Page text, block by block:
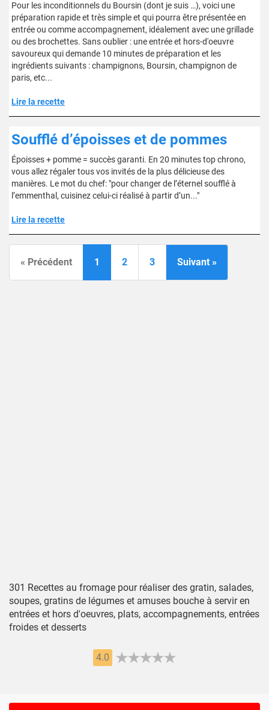
Pour les inconditionnels du Boursin (dont je suis …), voici une
préparation rapide et très simple et qui pourra être présentée en
entrée ou comme accompagnement, idéalement avec une grillade
ou des brochettes. Sans oublier : une entrée et hors-d'oeuvre
savoureux qui demande 10 minutes de préparation et les
ingrédients suivants : champignons, Boursin, champignon de
paris, etc...
Lire la recette
Soufflé d’époisses et de pommes
Époisses + pomme = succès garanti. En 20 minutes top chrono,
vous allez régaler tous vos invités de la plus délicieuse des
manières. Le mot du chef: "pour changer de l’éternel soufflé à
l’emmenthal, cuisinez celui-ci réalisé à partir d’un..."
Lire la recette
« Précédent 1 2 3 Suivant »
301 Recettes au fromage pour réaliser des gratin, salades,
soupes, gratins de légumes et amuses bouche à servir en
entrées et hors d'oeuvres, plats, accompagnements, entrées
froides et desserts
4.0